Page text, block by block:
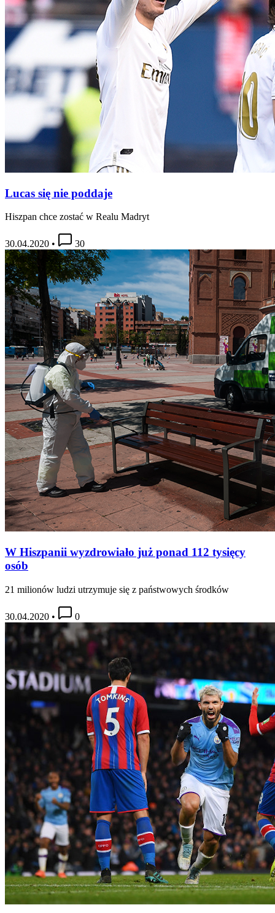
Lucas się nie poddaje
Hiszpan chce zostać w Realu Madryt
30.04.2020 • 30
W Hiszpanii wyzdrowiało już ponad 112 tysięcy
osób
21 milionów ludzi utrzymuje się z państwowych środków
30.04.2020 • 0